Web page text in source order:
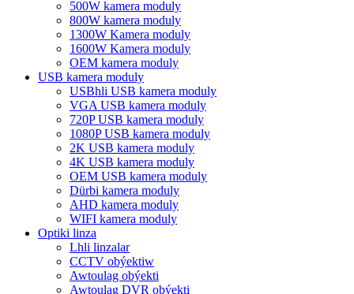
500W kamera moduly
800W kamera moduly
1300W Kamera moduly
1600W Kamera moduly
OEM kamera moduly
USB kamera moduly
USBhli USB kamera moduly
VGA USB kamera moduly
720P USB kamera moduly
1080P USB kamera moduly
2K USB kamera moduly
4K USB kamera moduly
OEM USB kamera moduly
Dürbi kamera moduly
AHD kamera moduly
WIFI kamera moduly
Optiki linza
Lhli linzalar
CCTV obýektiw
Awtoulag obýekti
Awtoulag DVR obýekti